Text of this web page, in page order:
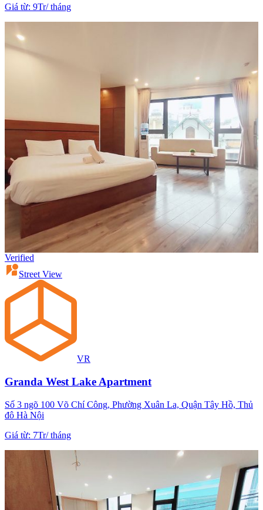
Giá từ: 9Tr/tháng
Verified
Street View
VR
Granda West Lake Apartment
Số 3 ngõ 100 Võ Chí Công, Phường Xuân La, Quận Tây Hồ, Thủ
đô Hà Nội
Giá từ: 7Tr/tháng